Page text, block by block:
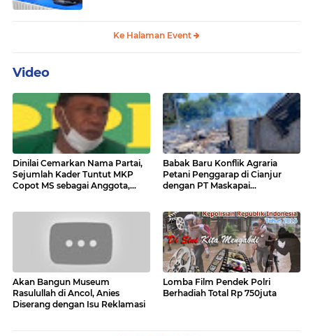
Ke Halaman Event
Video
Dinilai Cemarkan Nama Partai,
Sejumlah Kader Tuntut MKP
Copot MS sebagai Anggota,
Babak Baru Konflik Agraria
Petani Penggarap di Cianjur
dengan PT Maskapai
Akan Bangun Museum
Rasulullah di Ancol, Anies
Diserang dengan Isu Reklamasi
Lomba Film Pendek Polri
Berhadiah Total Rp 750juta